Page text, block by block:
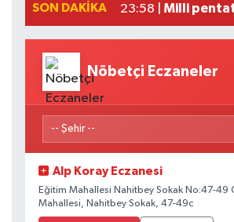
SON DAKIKA
23:58 | Milli
Nöbetçi Eczaneler
Alp Koray Eczanesi
Eğitim Mahallesi Nahitbey Sokak No:47-49
Mahallesi, Nahitbey Sokak, 47-49c